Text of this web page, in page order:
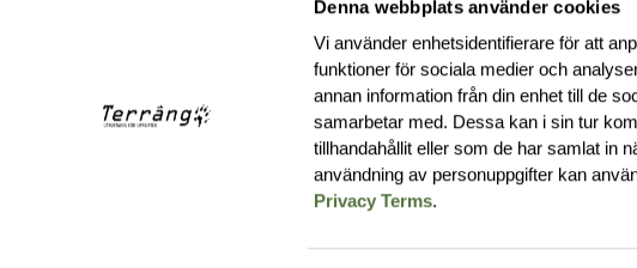
Denna webbplats använder cookies
Vi använder enhetsidentifierare för att
funktioner för sociala medier och
annan information från din enhet till de
samarbetar med. Dessa kan i sin tur
tillhandahållit eller som de har samlat in
användning av personuppgifter kan
Privacy Terms.